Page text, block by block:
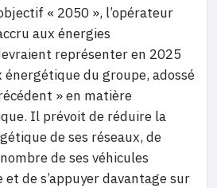
« 2050 », l’opérateur
aux énergies
représenter en 2025
énergétique du groupe, adossé
» en matière
Il prévoit de réduire la
de ses réseaux, de
de ses véhicules
de s’appuyer davantage sur